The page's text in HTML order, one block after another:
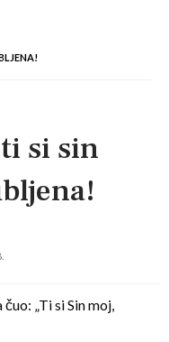
si sin
„Ti si Sin moj,